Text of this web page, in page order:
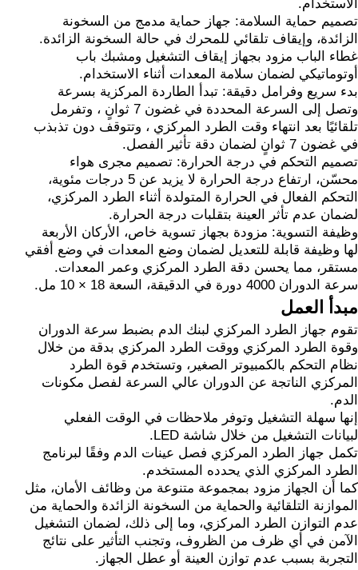
الاستخدام.
تصميم حماية السلامة: جهاز حماية مدمج من السخونة
الزائدة، وإيقاف تلقائي للمحرك في حالة السخونة الزائدة.
غطاء الباب مزود بجهاز إيقاف التشغيل ومشبك باب
أوتوماتيكي لضمان سلامة المعدات أثناء الاستخدام.
بدء سريع وفرامل دقيقة: تبدأ الطاردة المركزية بسرعة
وتصل إلى السرعة المحددة في غضون 7 ثوانٍ ، وتفرمل
تلقائيًا بعد انتهاء وقت الطرد المركزي ، وتتوقف دون تذبذب
في غضون 7 ثوانٍ لضمان دقة تأثير الفصل.
تصميم التحكم في درجة الحرارة: تصميم مجرى هواء
محسّن، ارتفاع درجة الحرارة لا يزيد عن 5 درجات مئوية،
التحكم الفعال في الحرارة المتولدة أثناء الطرد المركزي،
لضمان عدم تأثر العينة بتقلبات درجة الحرارة.
وظيفة التسوية: مزودة بجهاز تسوية خاص، الأركان الأربعة
لها وظيفة قابلة للتعديل لضمان وضع المعدات في وضع أفقي
مستقر، مما يحسن دقة الطرد المركزي وعمر المعدات.
سرعة الدوران 4000 دورة في الدقيقة، السعة 18 × 10 مل.
مبدأ العمل
تقوم جهاز الطرد المركزي لبنك الدم بضبط سرعة الدوران
وقوة الطرد المركزي ووقت الطرد المركزي بدقة من خلال
نظام التحكم بالكمبيوتر الصغير، وتستخدم قوة الطرد
المركزي الناتجة عن الدوران عالي السرعة لفصل مكونات
الدم.
إنها سهلة التشغيل وتوفر ملاحظات في الوقت الفعلي
لبيانات التشغيل من خلال شاشة LED.
تكمل جهاز الطرد المركزي فصل عينات الدم وفقًا لبرنامج
الطرد المركزي الذي يحدده المستخدم.
كما أن الجهاز مزود بمجموعة متنوعة من وظائف الأمان، مثل
الموازنة التلقائية والحماية من السخونة الزائدة والحماية من
عدم التوازن الطرد المركزي، وما إلى ذلك، لضمان التشغيل
الآمن في أي ظرف من الظروف، وتجنب التأثير على نتائج
التجربة بسبب عدم توازن العينة أو عطل الجهاز.